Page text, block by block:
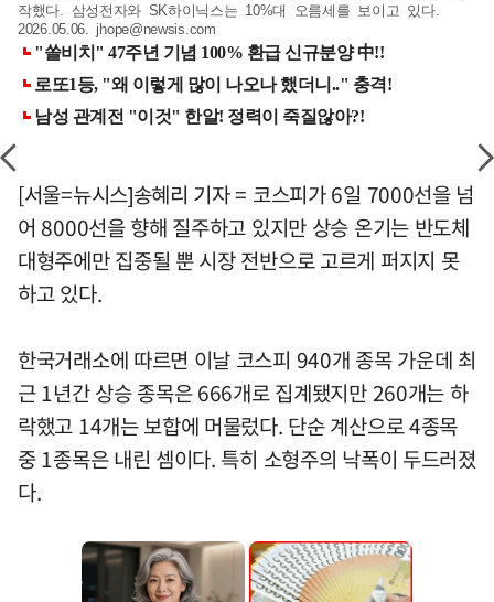
작했다. 삼성전자와 SK하이닉스는 10%대 오름세를 보이고 있다.
2026.05.06. jhope@newsis.com
[서울=뉴시스]송혜리 기자 = 코스피가 6일 7000선을 넘
어 8000선을 향해 질주하고 있지만 상승 온기는 반도체
대형주에만 집중될 뿐 시장 전반으로 고르게 퍼지지 못
하고 있다.
한국거래소에 따르면 이날 코스피 940개 종목 가운데 최
근 1년간 상승 종목은 666개로 집계됐지만 260개는 하
락했고 14개는 보합에 머물렀다. 단순 계산으로 4종목
중 1종목은 내린 셈이다. 특히 소형주의 낙폭이 두드러졌
다.